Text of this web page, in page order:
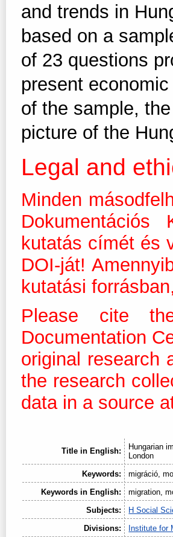
and trends in
based on a
of 23 questions
present
of the sample,
picture of the
Legal and
Minden
Dokumentációs
kutatás címét és
DOI-ját!
kutatási
Please cite
Documentation
original research
the research
data in a source
Title in English:
Hungarian
London
Keywords:
migráció,
Keywords in English:
migration,
Subjects:
H Social
Divisions:
Institute for